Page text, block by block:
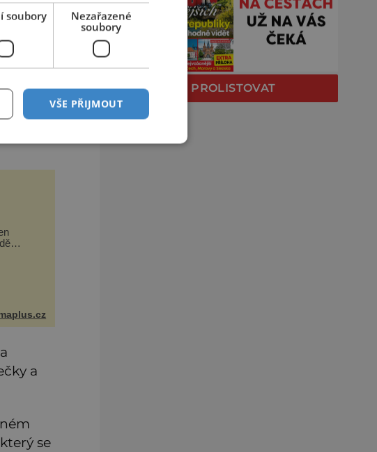
a
se
PROLISTOVAT
soubory
Nezařazené
soubory
VŠE PŘIJMOUT